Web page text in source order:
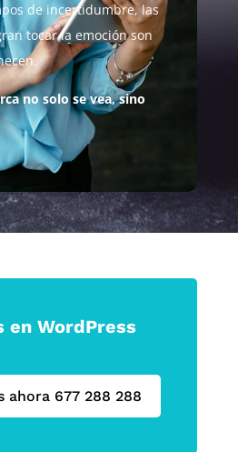
de incertidumbre, las
tocar la emoción son
no solo se vea, sino
en WordPress
ahora 677 288 288